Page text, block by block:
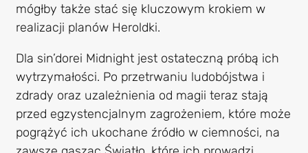
mógłby także stać się kluczowym krokiem w
realizacji planów Heroldki.
Dla sin’dorei Midnight jest ostateczną próbą ich
wytrzymałości. Po przetrwaniu ludobójstwa i
zdrady oraz uzależnienia od magii teraz stają
przed egzystencjalnym zagrożeniem, które może
pogrążyć ich ukochane źródło w ciemności, na